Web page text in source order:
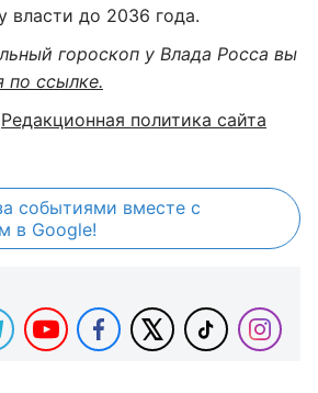
власти до 2036 года.
гороскоп у Влада Росса вы
по ссылке.
Редакционная политика сайта
событиями вместе с
в Google!